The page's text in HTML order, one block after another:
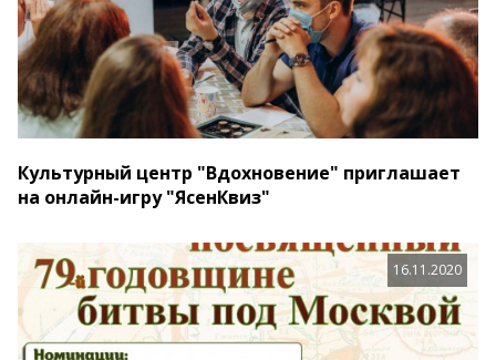
Культурный центр "Вдохновение" приглашает
на онлайн-игру "ЯсенКвиз"
16.11.2020